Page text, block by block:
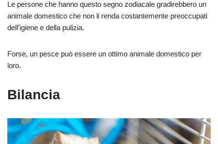
Le persone che hanno questo segno zodiacale gradirebbero un
animale domestico che non li renda costantemente preoccupati
dell’igiene e della pulizia.
Forse, un pesce può essere un ottimo animale domestico per
loro.
Bilancia